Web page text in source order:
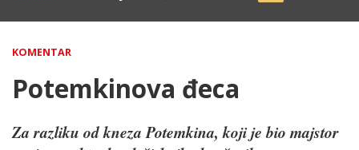
KOMENTAR
Potemkinova đeca
Za razliku od kneza Potemkina, koji je bio majstor